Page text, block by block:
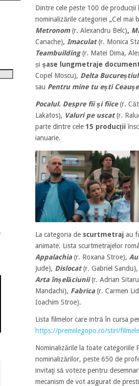
Dintre cele peste 100 de producții
nominalizările categoriei „Cel mai
Metronom (r. Alexandru Belc),
Canache), Imaculat(r. Monica
Teambuilding(r. Matei Dima,
și șase lungmetraje
Copel Moscu), Delta
sau Pentru mine tu ești
Pocalul. Despre fii și fiice(r.
Lakatos), Valuri pe uscat (r.
parte dintre cele 15 producții
ianuarie.
La categoria de scurtmetraj au
animate. Lista scurtmetrajelor
Appalachia(r. Roxana Stroe),
Jude), Dislocat(r. Gabriel Sandu),
Arta înșelăciunii (r. Adrian
Mandachi), Fabrica(r. Carmen
Ioachim Stroe).
Lista filmelor care intră în cursa
https://premiilegopo.ro/stiri/
Nominalizările la toate categoriile
nominalizărilor, peste 650 de
invitaţi să voteze pentru
mecanism de vot asigurat de